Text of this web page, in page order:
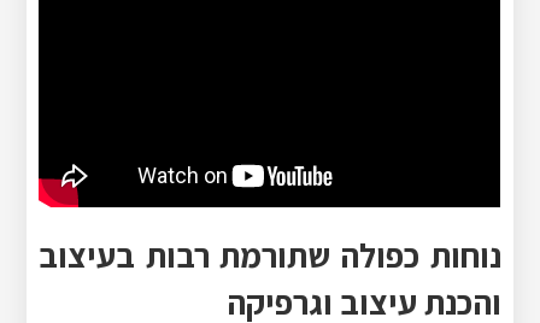
נוחות כפולה שתורמת רבות בעיצוב
והכנת עיצוב וגרפיקה